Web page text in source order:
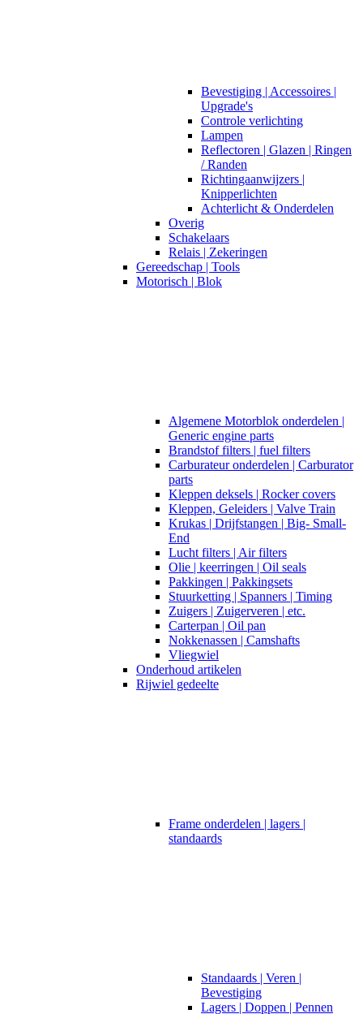
Bevestiging | Accessoires |
Upgrade's
Controle verlichting
Lampen
Reflectoren | Glazen | Ringen
/ Randen
Richtingaanwijzers |
Knipperlichten
Achterlicht & Onderdelen
Overig
Schakelaars
Relais | Zekeringen
Gereedschap | Tools
Motorisch | Blok
Algemene Motorblok onderdelen |
Generic engine parts
Brandstof filters | fuel filters
Carburateur onderdelen | Carburator
parts
Kleppen deksels | Rocker covers
Kleppen, Geleiders | Valve Train
Krukas | Drijfstangen | Big- Small-
End
Lucht filters | Air filters
Olie | keerringen | Oil seals
Pakkingen | Pakkingsets
Stuurketting | Spanners | Timing
Zuigers | Zuigerveren | etc.
Carterpan | Oil pan
Nokkenassen | Camshafts
Vliegwiel
Onderhoud artikelen
Rijwiel gedeelte
Frame onderdelen | lagers |
standaards
Standaards | Veren |
Bevestiging
Lagers | Doppen | Pennen